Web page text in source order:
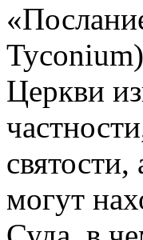
Церкви
могут